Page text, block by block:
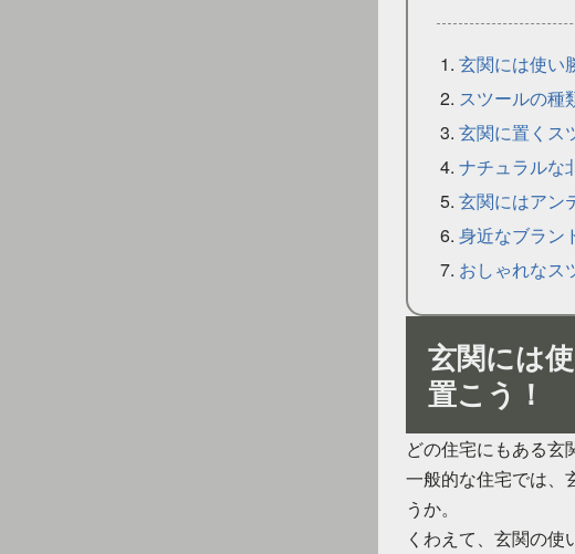
玄関には使い
スツールの種
玄関に置くス
ナチュラルな
玄関にはアン
身近なブラン
おしゃれなス
玄関には
置こう！
どの住宅にもある玄
一般的な住宅では、
うか。
くわえて、玄関の使